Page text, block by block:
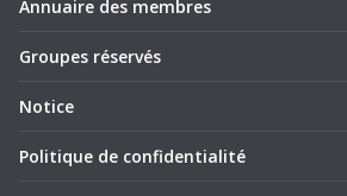
Annuaire des membres
Groupes réservés
Notice
Politique de confidentialité